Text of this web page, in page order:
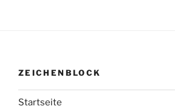
ZEICHENBLOCK
Startseite